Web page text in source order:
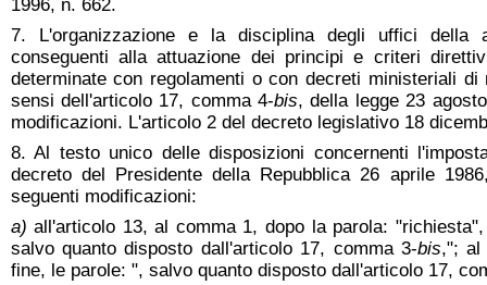
1996, n. 662.
7. L'organizzazione e la disciplina degli uffici della
conseguenti alla attuazione dei principi e criteri
determinate con regolamenti o con decreti ministeriali di
sensi dell'articolo 17, comma 4-bis, della legge 23
modificazioni. L'articolo 2 del decreto legislativo 18
8. Al testo unico delle disposizioni concernenti
decreto del Presidente della Repubblica 26 aprile
seguenti modificazioni:
a)all'articolo 13, al comma 1, dopo la parola:
salvo quanto disposto dall'articolo 17, comma 3-bis,"; al
fine, le parole: ", salvo quanto disposto dall'articolo 17,